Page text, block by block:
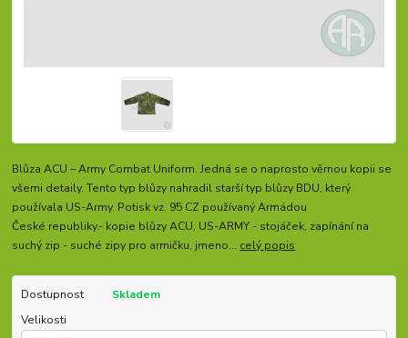
Blůza ACU – Army Combat Uniform. Jedná se o naprosto věrnou kopii se
všemi detaily. Tento typ blůzy nahradil starší typ blůzy BDU, který
používala US-Army. Potisk vz. 95 CZ používaný Armádou
České republiky.- kopie blůzy ACU, US-ARMY - stojáček, zapínání na
suchý zip - suché zipy pro armičku, jmeno... celý popis
Dostupnost
Skladem
Velikosti